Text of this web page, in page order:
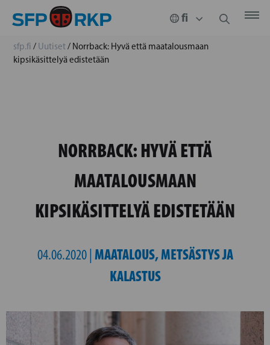
sfp.fi / Uutiset/ Norrback: Hyvä että maatalousmaan
kipsikäsittelyä edistetään
NORRBACK: HYVÄ ETTÄ
MAATALOUSMAAN
KIPSIKÄSITTELYÄ EDISTETÄÄN
04.06.2020 | MAATALOUS, METSÄSTYS JA
KALASTUS